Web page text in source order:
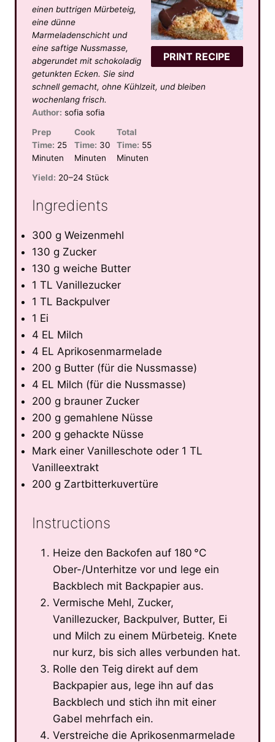
PRINT RECIPE
a
s
a
s
a
r
s
a
r
s
a
r
einen buttrigen Mürbeteig,
eine dünne
Marmeladenschicht und
eine saftige Nussmasse,
abgerundet mit schokoladig
getunkten Ecken. Sie sind
schnell gemacht, ohne Kühlzeit, und bleiben
wochenlang frisch.
Author: sofia sofia
Prep
Time: 25
Minuten
Cook
Time: 30
Minuten
Total
Time: 55
Minuten
Yield: 20–24 Stück
Ingredients
300 g Weizenmehl
130 g Zucker
130 g weiche Butter
1 TL Vanillezucker
1 TL Backpulver
1 Ei
4 EL Milch
4 EL Aprikosenmarmelade
200 g Butter (für die Nussmasse)
4 EL Milch (für die Nussmasse)
200 g brauner Zucker
200 g gemahlene Nüsse
200 g gehackte Nüsse
Mark einer Vanilleschote oder 1 TL
Vanilleextrakt
200 g Zartbitterkuvertüre
Instructions
Heize den Backofen auf 180 °C
Ober-/Unterhitze vor und lege ein
Backblech mit Backpapier aus.
Vermische Mehl, Zucker,
Vanillezucker, Backpulver, Butter, Ei
und Milch zu einem Mürbeteig. Knete
nur kurz, bis sich alles verbunden hat.
Rolle den Teig direkt auf dem
Backpapier aus, lege ihn auf das
Backblech und stich ihn mit einer
Gabel mehrfach ein.
Verstreiche die Aprikosenmarmelade